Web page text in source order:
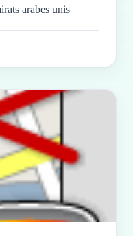
arabes unis